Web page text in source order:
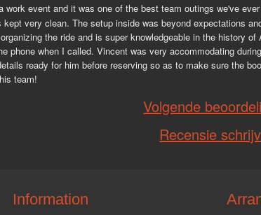
work event and it was one of the best team outings we've
very clean. The setup inside was beyond expectations
the ride and is super knowledgeable in the history
phone when I called. Vincent was very accommodating
ready for him before reserving so as to make sure the
team!
Volgende
Recensie
Information